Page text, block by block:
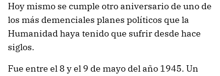
Hoy mismo se cumple otro aniversario de uno de
los más demenciales planes políticos que la
Humanidad haya tenido que sufrir desde hace
siglos.
Fue entre el 8 y el 9 de mayo del año 1945. Un